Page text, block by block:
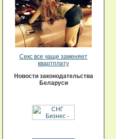
Секс все чаще заменяет
квартплату
Новости законодательства
Беларуси